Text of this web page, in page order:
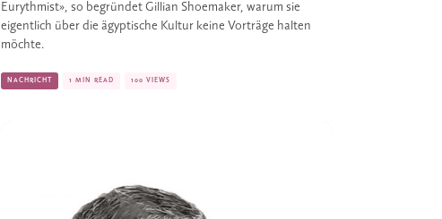
Eurythmist», so begründet Gillian Shoemaker, warum sie
eigentlich über die ägyptische Kultur keine Vorträge halten
möchte.
NACHRICHT 1 MIN READ 100 VIEWS